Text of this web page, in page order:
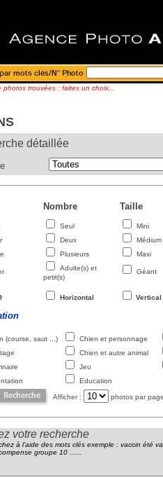
détaillée
Nombre Taille
Seul
Mini
Deux
Médium
Plusieurs Maxi
Adulte(s) et
petit(s)
Géant
Horizontal Vertical
(course, saut ...)
Chien et personnage
Chien et autre animal
Jeu
Education
Afficher : photos par
votre recherche
à l'aide des mots clés exemple : vaccin été
groupe 10 ......